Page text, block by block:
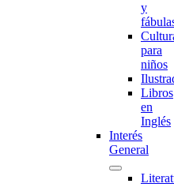
y
para
niños
Libros
en
Inglés
Interés
General